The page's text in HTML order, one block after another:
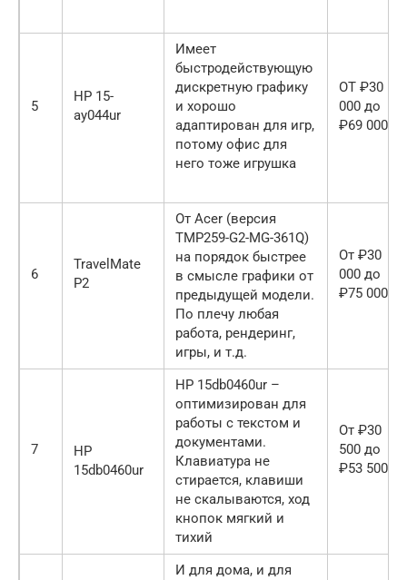
5
HP 15-
ay044ur
Имеет
быстродействующую
дискретную графику
и хорошо
адаптирован для игр,
потому офис для
него тоже игрушка
ОТ ₽30
000 до
₽69 000
6
TravelMate
P2
От Acer (версия
TMP259-G2-MG-361Q)
на порядок быстрее
в смысле графики от
предыдущей модели.
По плечу любая
работа, рендеринг,
игры, и т.д.
От ₽30
000 до
₽75 000
7
HP
15db0460ur
HP 15db0460ur –
оптимизирован для
работы с текстом и
документами.
Клавиатура не
стирается, клавиши
не скалываются, ход
кнопок мягкий и
тихий
От ₽30
500 до
₽53 500
И для дома, и для